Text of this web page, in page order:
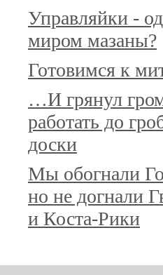
Управляйки -
миром мазаны?
Готовимся к
…И грянул
работать до
доски
Мы обогнали
но не догнали
и Коста-Рики